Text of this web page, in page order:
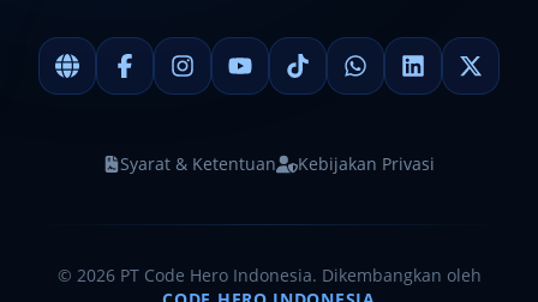
Syarat & Ketentuan Kebijakan Privasi
© 2026 PT Code Hero Indonesia. Dikembangkan oleh